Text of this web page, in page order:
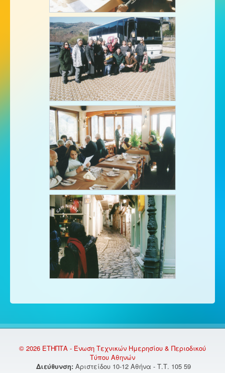
© 2026 ΕΤΗΠΤΑ - Ένωση Τεχνικών Ημερησίου & Περιοδικού
Τύπου Αθηνών
Διεύθυνση: Αριστείδου 10-12 Αθήνα - Τ.Τ. 105 59